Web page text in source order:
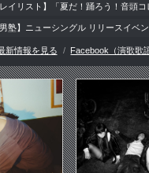
新情報を見る Facebook（演歌歌